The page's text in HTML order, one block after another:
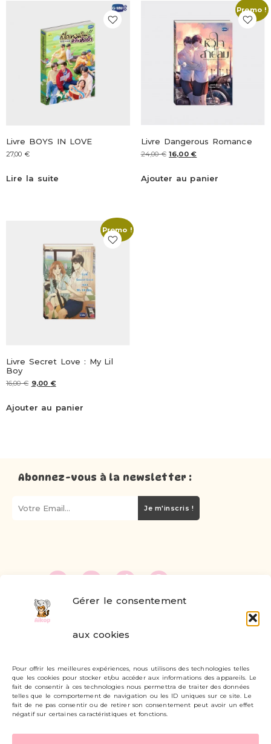
Gérer le consentement
aux cookies
Pour offrir les meilleures expériences, nous utilisons des technologies telles
que les cookies pour stocker et/ou accéder aux informations des appareils. Le
fait de consentir à ces technologies nous permettra de traiter des données
telles que le comportement de navigation ou les ID uniques sur ce site. Le
fait de ne pas consentir ou de retirer son consentement peut avoir un effet
négatif sur certaines caractéristiques et fonctions.
Livre BOYS IN LOVE
27,00 €
Lire la suite
Promo !
Livre Dangerous Romance
24,00€ 16,00€
Ajouter au panier
Promo !
Livre Secret Love : My Lil
Boy
16,00€ 9,00 €
Ajouter au panier
Abonnez-vous à la newsletter :
Je m'inscris !
Livraisons et retours
Mon compte
Carte cadeau